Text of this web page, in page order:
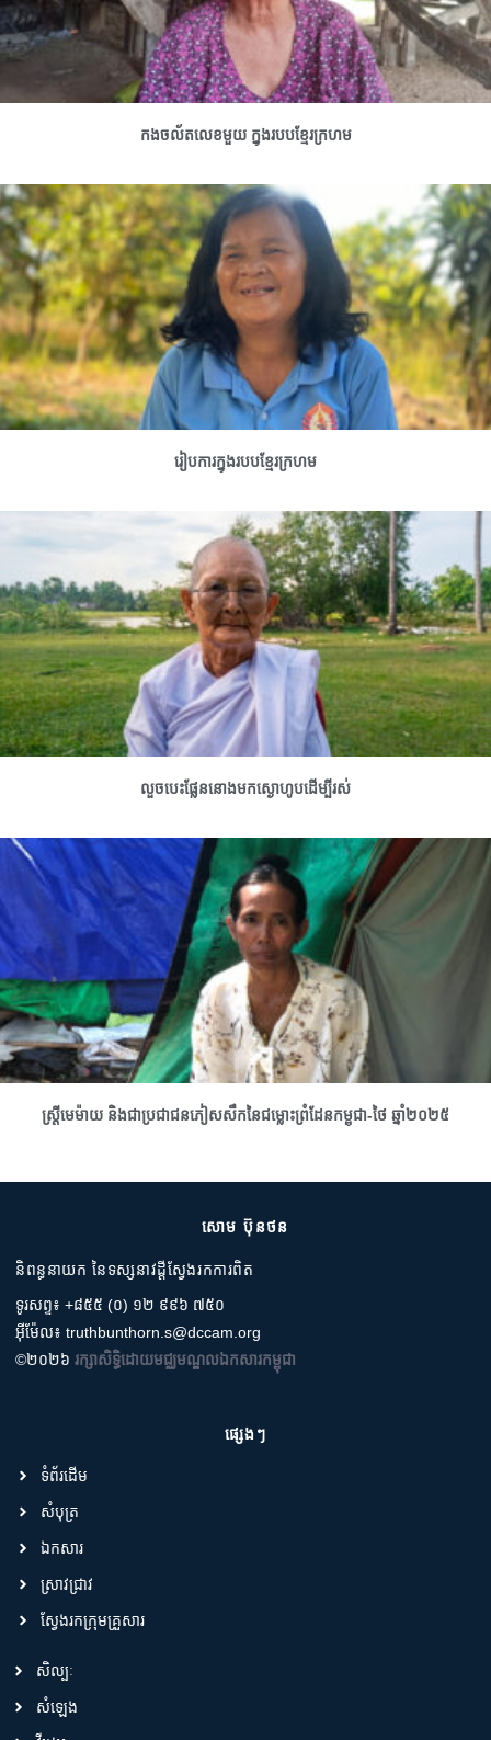
កងចល័តលេខមួយ ក្នុងរបបខ្មែរក្រហម
រៀបការក្នុងរបបខ្មែរក្រហម
លួចបេះផ្លែននោងមកស្ងោហូបដើម្បីរស់
ស្រ្តីមេម៉ាយ និងជាប្រជាជនភៀសសឹកនៃជម្លោះព្រំដែនកម្ពុជា-ថៃ ឆ្នាំ២០២៥
សោម ប៊ុនថន
និពន្ធនាយក នៃទស្សនាវដ្តីស្វែងរកការពិត
ទូរសព្ទ៖ +៨៥៥ (០) ១២ ៩៩៦ ៧៥០
អ៊ីម៉ែល៖ truthbunthorn.s@dccam.org
©២០២៦ រក្សាសិទ្ធិដោយមជ្ឈមណ្ឌលឯកសារកម្ពុជា
ផ្សេងៗ
ទំព័រដើម
សំបុត្រ
ឯកសារ
ស្រាវជ្រាវ
ស្វែងរកក្រុមគ្រួសារ
សិល្បៈ
សំឡេង